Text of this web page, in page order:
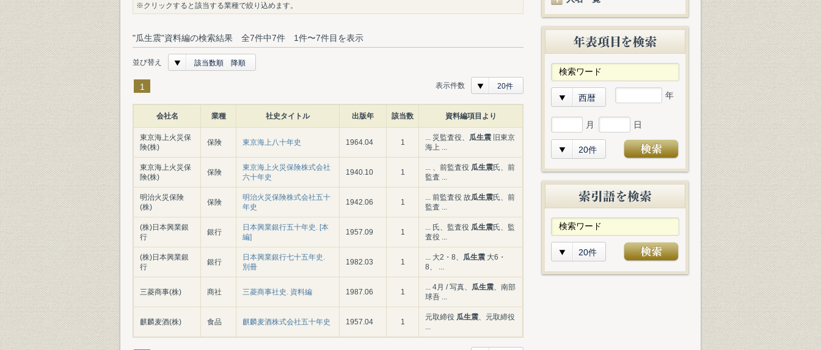
※クリックすると該当する業種で絞り込めます。
"瓜生震"資料編の検索結果 全7件中7件 1件〜7件目を表示
並び替え 該当数順 降順
1 表示件数 20件
会社名 業種 社史タイトル 出版年 該当数 資料編項目より
東京海上火災保
険(株)
保険 東京海上八十年史 1964.04 1
... 災監査役、 瓜生震 旧東京
海上 ...
東京海上火災保
険(株)
保険
東京海上火災保険株式会社
六十年史
1940.10 1
... 、前監査役 瓜生震氏、前
監査 ...
明治火災保険
(株)
保険
明治火災保険株式会社五十
年史
1942.06 1
... 前監査役 故瓜生震氏、前
監査 ...
(株)日本興業銀
行
銀行
日本興業銀行五十年史. [本
編]
1957.09 1
... 氏、監査役 瓜生震氏、監
査役 ...
(株)日本興業銀
行
銀行
日本興業銀行七十五年史.
別冊
1982.03 1
... 大2・8、 瓜生震 大6・
8、 ...
三菱商事(株) 商社 三菱商事社史. 資料編 1987.06 1
... 4月 / 写真、 瓜生震、南部
球吾 ...
麒麟麦酒(株) 食品 麒麟麦酒株式会社五十年史 1957.04 1
元取締役 瓜生震、元取締役
...
西暦 年
月 日
20件
20件